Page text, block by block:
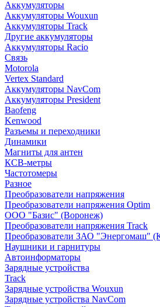
Аккумуляторы
Аккумуляторы Wouxun
Аккумуляторы Track
Другие аккумуляторы
Аккумуляторы Racio
Связь
Motorola
Vertex Standard
Аккумуляторы NavCom
Аккумуляторы President
Baofeng
Kenwood
Разъемы и переходники
Динамики
Магниты для антен
КСВ-метры
Частотомеры
Разное
Преобразователи напряжения
Преобразователи напряжения Optim
ООО "Базис" (Воронеж)
Преобразователи напряжения Track
Преобразователи ЗАО "Энергомаш"
Наушники и гарнитуры
Автоинформаторы
Зарядные устройства
Track
Зарядные устройства Wouxun
Зарядные устройства NavCom